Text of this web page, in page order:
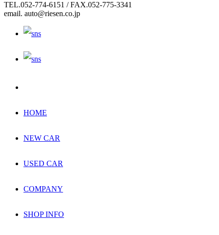
TEL.052-774-6151 / FAX.052-775-3341
email. auto@riesen.co.jp
HOME
NEW CAR
USED CAR
COMPANY
SHOP INFO